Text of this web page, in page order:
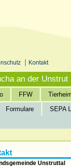
Kontakt
Formulare
SEPA
FFW
an der Unstrut
Unstruttal